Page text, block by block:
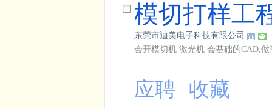
模切打样工
东莞市迪美电子科技有限公司
会开模切机 激光机 会基础的CAD,
应聘 收藏